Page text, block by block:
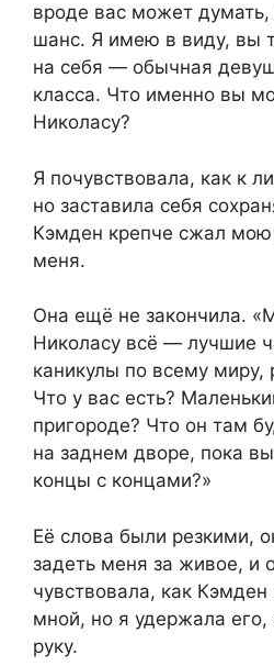
вроде вас может думать,
шанс. Я имею в виду, вы
на себя — обычная
класса. Что именно вы
Николасу?
Я почувствовала, как к
но заставила себя
Кэмден крепче сжал
меня.
Она ещё не закончила.
Николасу всё — лучшие
каникулы по всему
Что у вас есть?
пригороде? Что он там
на заднем дворе, пока
концы с концами?»
Её слова были резкими,
задеть меня за живое, и
чувствовала, как
мной, но я удержала его,
руку.